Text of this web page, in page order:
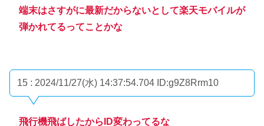
端末はさすがに最新だからないとして楽天モバイルが
弾かれてるってことかな
15 : 2024/11/27(水) 14:37:54.704 ID:g9Z8Rrm10
飛行機飛ばしたからID変わってるな